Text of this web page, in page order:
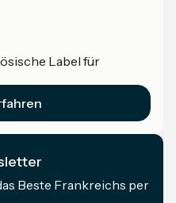
Label für
Beste Frankreichs per